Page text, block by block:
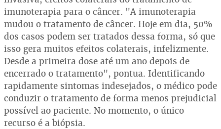
imunoterapia para o câncer. "A imunoterapia
mudou o tratamento de câncer. Hoje em dia, 50%
dos casos podem ser tratados dessa forma, só que
isso gera muitos efeitos colaterais, infelizmente.
Desde a primeira dose até um ano depois de
encerrado o tratamento", pontua. Identificando
rapidamente sintomas indesejados, o médico pode
conduzir o tratamento de forma menos prejudicial
possível ao paciente. No momento, o único
recurso é a biópsia.